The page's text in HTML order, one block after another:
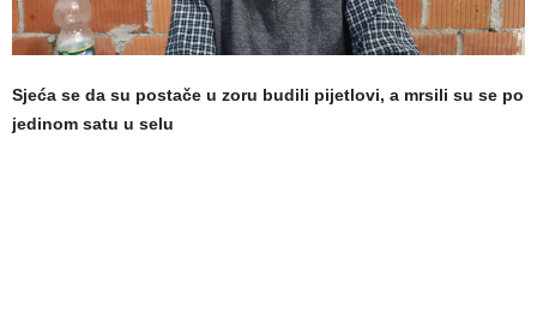
Sjeća se da su postače u zoru budili pijetlovi, a mrsili su se po
jedinom satu u selu